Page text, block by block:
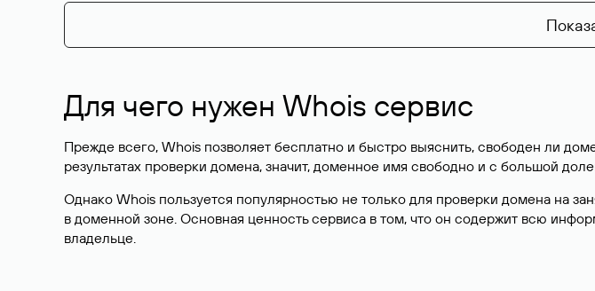
Для чего нужен Whois сервис
Прежде всего, Whois позволяет бесплатно и быстро выяснить, свободен ли
результатах проверки домена, значит, доменное имя свободно и с большой
Однако Whois пользуется популярностью не только для проверки домена на
в доменной зоне. Основная ценность сервиса в том, что он содержит всю
владельце.